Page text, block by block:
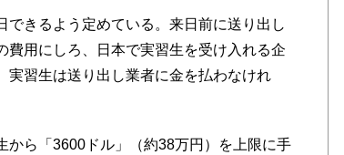
きるよう定めている。来日前に送り出し
用にしろ、日本で実習生を受け入れる企
実習生は送り出し業者に金を払わなけれ
ら「3600ドル」（約38万円）を上限に手